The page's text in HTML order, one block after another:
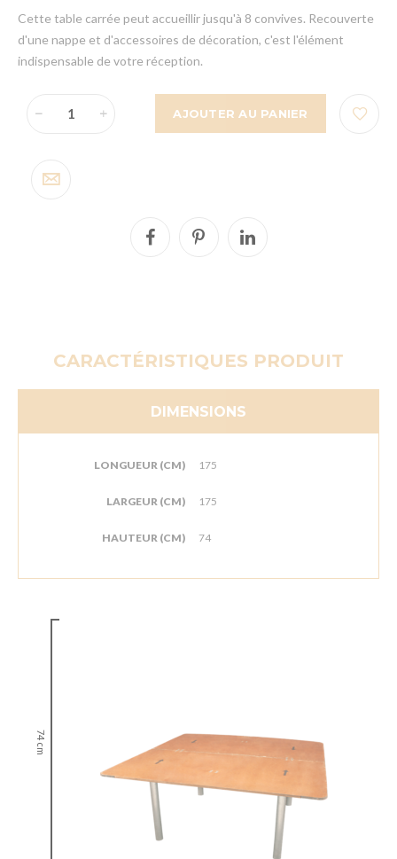
Cette table carrée peut accueillir jusqu'à 8 convives. Recouverte
d'une nappe et d'accessoires de décoration, c'est l'élément
indispensable de votre réception.
AJOUTER AU PANIER
CARACTÉRISTIQUES PRODUIT
DIMENSIONS
LONGUEUR (CM) 175
LARGEUR (CM) 175
HAUTEUR (CM) 74
74 cm